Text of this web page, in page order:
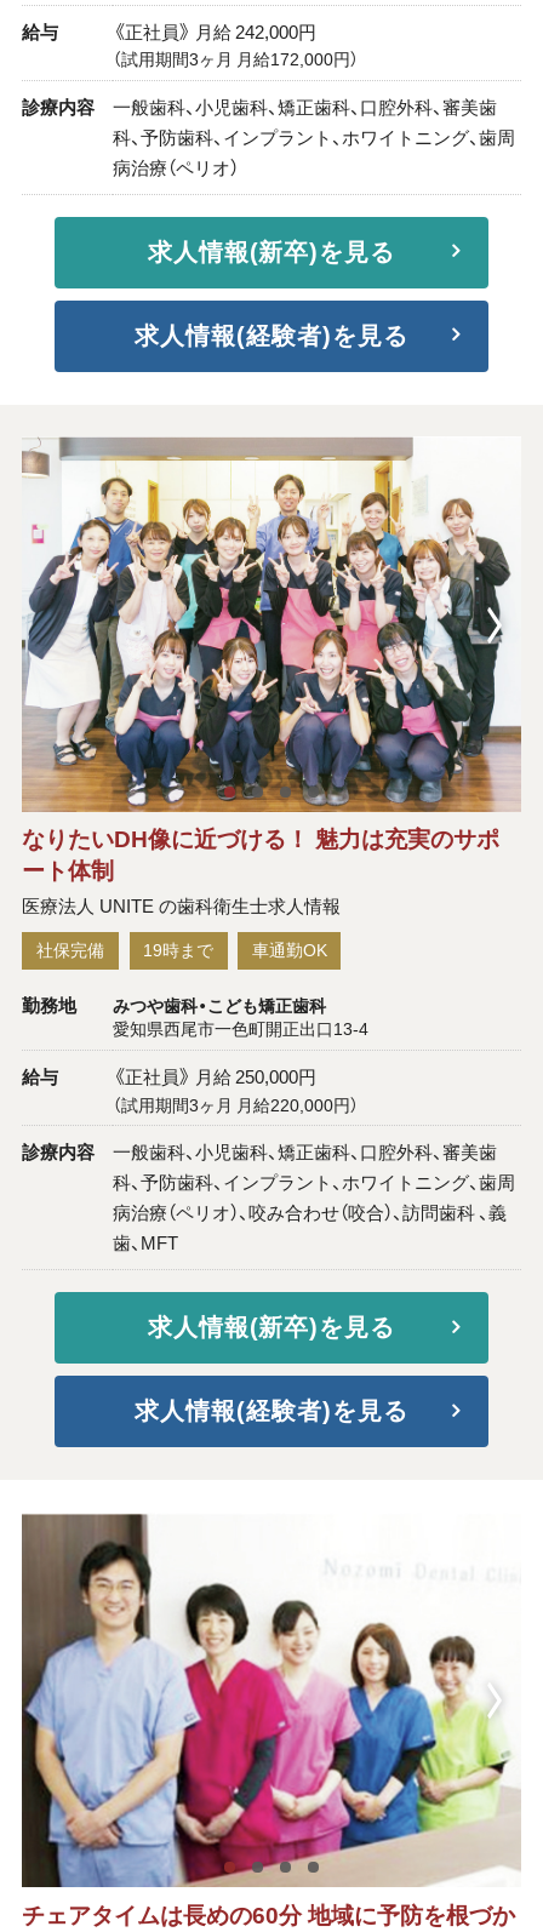
給与 《正社員》 月給 242,000円
（試用期間3ヶ月 月給172,000円）
診療内容
一般歯科、小児歯科、矯正歯科、口腔外科、審美歯
科、予防歯科、インプラント、ホワイトニング、歯周
病治療（ペリオ）
求人情報(新卒)を見る
求人情報(経験者)を見る
なりたいDH像に近づける！ 魅力は充実のサポ
ート体制
医療法人 UNITE の歯科衛生士求人情報
社保完備 19時まで 車通勤OK
勤務地 みつや歯科・こども矯正歯科
愛知県西尾市一色町開正出口13-4
給与 《正社員》 月給 250,000円
（試用期間3ヶ月 月給220,000円）
診療内容
一般歯科、小児歯科、矯正歯科、口腔外科、審美歯
科、予防歯科、インプラント、ホワイトニング、歯周
病治療（ペリオ）、咬み合わせ（咬合）、訪問歯科 、義
歯、MFT
求人情報(新卒)を見る
求人情報(経験者)を見る
チェアタイムは長めの60分 地域に予防を根づか